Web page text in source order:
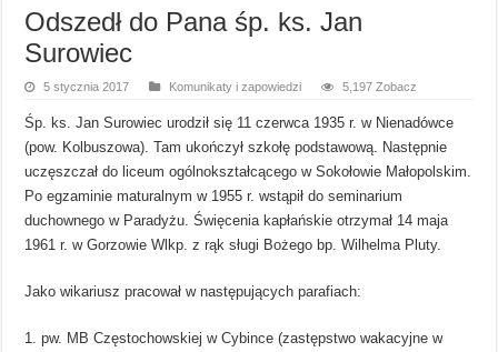
Odszedł do Pana śp. ks. Jan
Surowiec
5 stycznia 2017 Komunikaty i zapowiedzi 5,197 Zobacz
Śp. ks. Jan Surowiec urodził się 11 czerwca 1935 r. w Nienadówce
(pow. Kolbuszowa). Tam ukończył szkołę podstawową. Następnie
uczęszczał do liceum ogólnokształcącego w Sokołowie Małopolskim.
Po egzaminie maturalnym w 1955 r. wstąpił do seminarium
duchownego w Paradyżu. Święcenia kapłańskie otrzymał 14 maja
1961 r. w Gorzowie Wlkp. z rąk sługi Bożego bp. Wilhelma Pluty.
Jako wikariusz pracował w następujących parafiach:
pw. MB Częstochowskiej w Cybince (zastępstwo wakacyjne w